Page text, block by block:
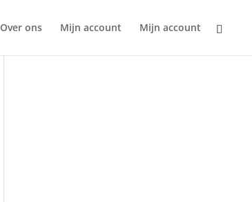
Over ons Mijn account Mijn account